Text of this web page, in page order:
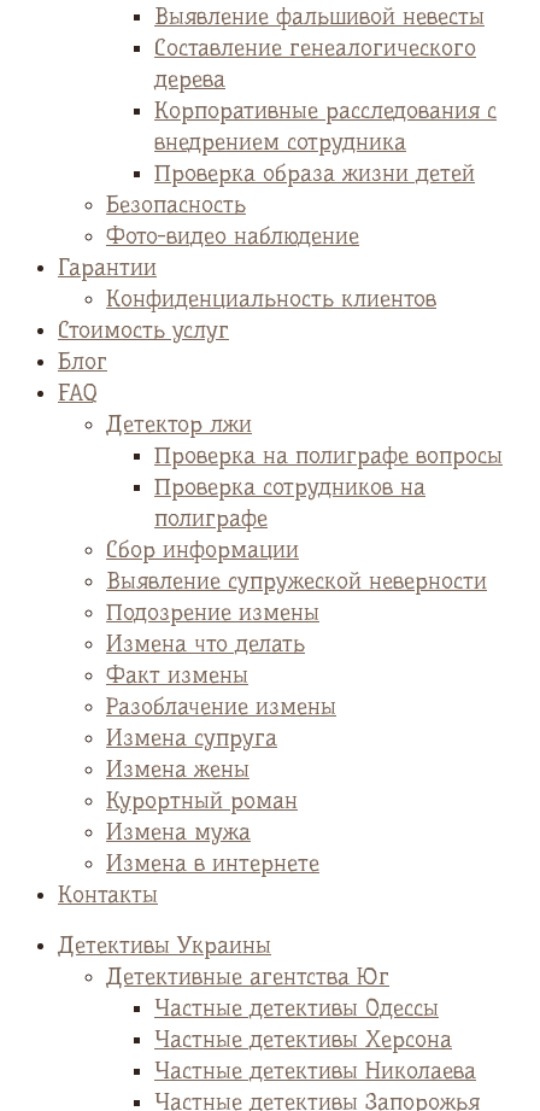
Выявление фальшивой невесты
Cоставление генеалогического
дерева
Корпоративные расследования с
внедрением сотрудника
Проверка образа жизни детей
Безопасность
Фото-видео наблюдение
Гарантии
Конфиденциальность клиентов
Стоимость услуг
Блог
FAQ
Детектор лжи
Проверка на полиграфе вопросы
Проверка сотрудников на
полиграфе
Сбор информации
Выявление супружеской неверности
Подозрение измены
Измена что делать
Факт измены
Разоблачение измены
Измена супруга
Измена жены
Курортный роман
Измена мужа
Измена в интернете
Контакты
Детективы Украины
Детективные агентства Юг
Частные детективы Одессы
Частные детективы Херсона
Частные детективы Николаева
Частные детективы Запорожья